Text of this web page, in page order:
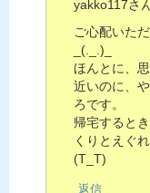
yakko117さ
ご心配いた
_(._.)_
ほんとに、
近いのに、
ろです。
帰宅すると
くりとえぐ
(T_T)
返信